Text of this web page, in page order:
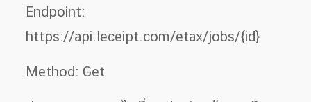
Endpoint:
https://api.leceipt.com/etax/jobs/{id}
Method: Get